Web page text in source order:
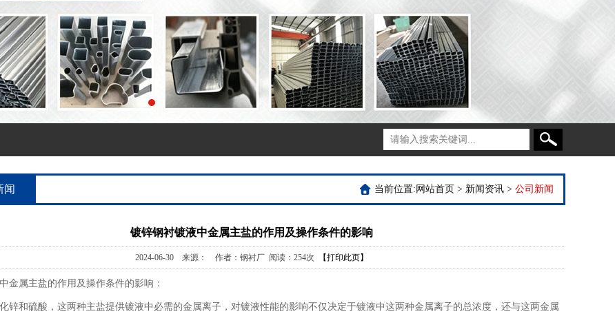
闻 当前位置: 网站首页 > 新闻资讯 > 公司新闻
镀锌钢衬镀液中金属主盐的作用及操作条件的影响
2024-06-30 来源： 作者：钢衬厂 阅读： 254次 【打印此页】
金属主盐的作用及操作条件的影响：
锌和硫酸，这两种主盐提供镀液中必需的金属离子，对镀液性能的影响不仅决定于镀液中这两种金属离子的总浓度，还与这两金属